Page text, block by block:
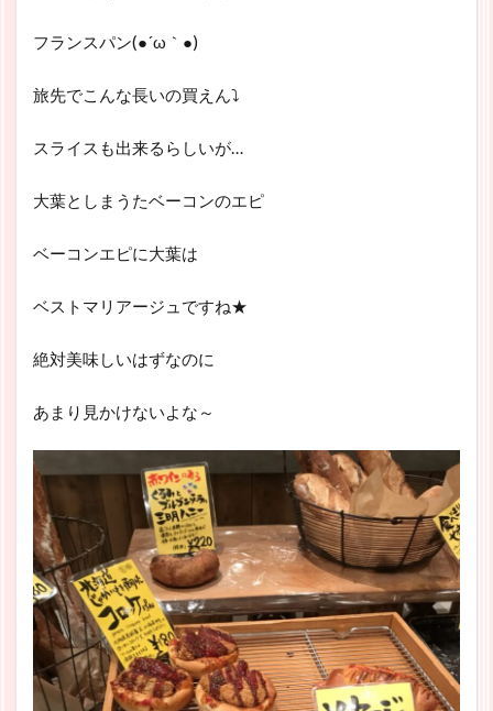
フランスパン(●´ω｀●)
旅先でこんな長いの買えん⤵
スライスも出来るらしいが…
大葉としまうたベーコンのエピ
ベーコンエピに大葉は
ベストマリアージュですね★
絶対美味しいはずなのに
あまり見かけないよな～